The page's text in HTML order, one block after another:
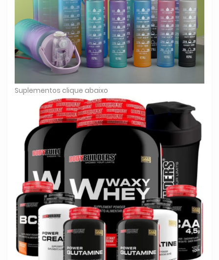
Suplementos clique abaixo